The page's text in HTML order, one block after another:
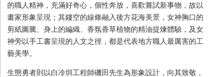
的職人精神，充滿好奇心，個性奔放，喜歡嘗試新事物，故以
畫家形象呈現；其鏤空的線條融入後方花海美景，女神胸口的
剪紙圖騰、身上的編織、香氛香草植物的精油提煉體驗，及女
神旁以手工書呈現的人文之徑，都是代表地方職人最厲害的工
藝美學。
生態勇者則以白冷圳工程師磯田先生為形象設計，向其致敬，